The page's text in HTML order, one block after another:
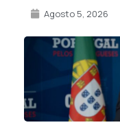
Agosto 5, 2026